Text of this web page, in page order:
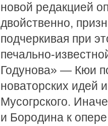
новой редакцией
двойственно,
подчеркивая при
печально-
Годунова» — Кюи
новаторских идей
Мусогрского.
и Бородина к